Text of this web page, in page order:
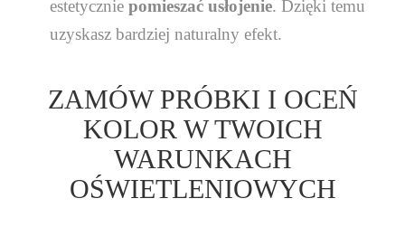
estetycznie pomieszać usłojenie. Dzięki temu
uzyskasz bardziej naturalny efekt.
ZAMÓW PRÓBKI I OCEŃ
KOLOR W TWOICH
WARUNKACH
OŚWIETLENIOWYCH